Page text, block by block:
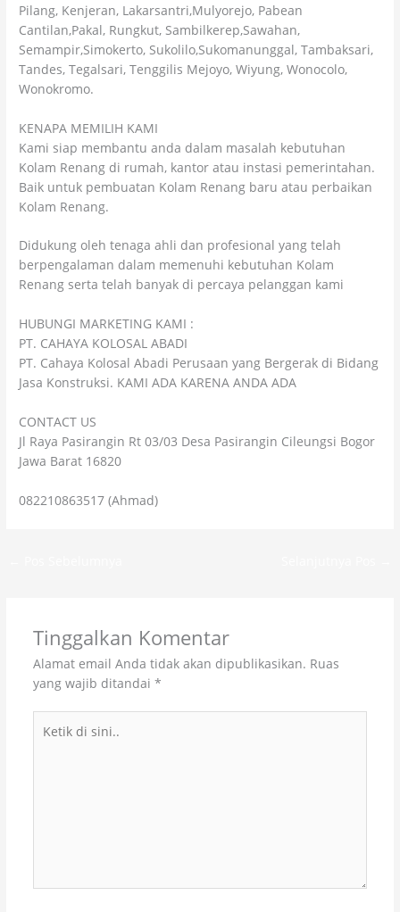
Pilang, Kenjeran, Lakarsantri,Mulyorejo, Pabean
Cantilan,Pakal, Rungkut, Sambilkerep,Sawahan,
Semampir,Simokerto, Sukolilo,Sukomanunggal, Tambaksari,
Tandes, Tegalsari, Tenggilis Mejoyo, Wiyung, Wonocolo,
Wonokromo.
KENAPA MEMILIH KAMI
Kami siap membantu anda dalam masalah kebutuhan
Kolam Renang di rumah, kantor atau instasi pemerintahan.
Baik untuk pembuatan Kolam Renang baru atau perbaikan
Kolam Renang.
Didukung oleh tenaga ahli dan profesional yang telah
berpengalaman dalam memenuhi kebutuhan Kolam
Renang serta telah banyak di percaya pelanggan kami
HUBUNGI MARKETING KAMI :
PT. CAHAYA KOLOSAL ABADI
PT. Cahaya Kolosal Abadi Perusaan yang Bergerak di Bidang
Jasa Konstruksi. KAMI ADA KARENA ANDA ADA
CONTACT US
Jl Raya Pasirangin Rt 03/03 Desa Pasirangin Cileungsi Bogor
Jawa Barat 16820
082210863517 (Ahmad)
Tinggalkan Komentar
Alamat email Anda tidak akan dipublikasikan. Ruas
yang wajib ditandai *